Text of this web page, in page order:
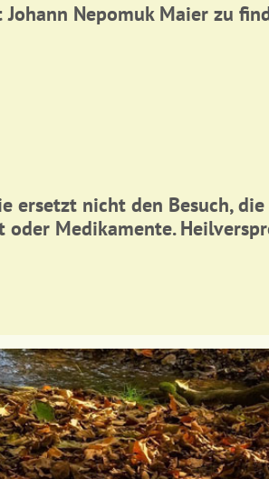
Nepomuk Maier zu
ersetzt nicht den Besuch,
Medikamente.